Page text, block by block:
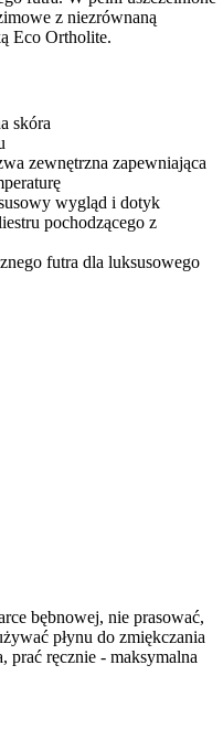
z niezrównaną
Eco Ortholite.
skóra
zewnętrzna zapewniająca
wygląd i dotyk
pochodzącego z
futra dla luksusowego
bębnowej, nie prasować,
płynu do zmiękczania
prać ręcznie - maksymalna